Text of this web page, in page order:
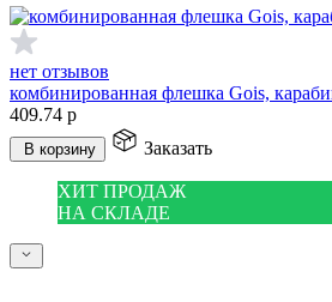
нет отзывов
комбинированная флешка Gois,
409.74 р
В корзину Заказать
ХИТ ПРОДАЖ
НА СКЛАДЕ